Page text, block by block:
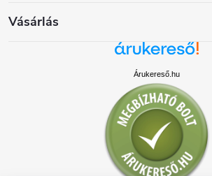
Vásárlás
Árukereső.hu